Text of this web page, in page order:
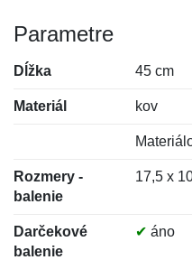
Parametre
Dĺžka 45 cm
Materiál kov
Rozmery -
balenie
17,5 x
Darčekové
balenie
✔ áno